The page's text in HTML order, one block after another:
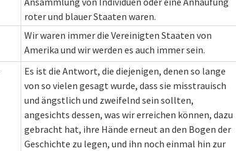
roter und blauer Staaten waren.
Wir waren immer die Vereinigten Staaten von
Amerika und wir werden es auch immer sein.
Es ist die Antwort, die diejenigen, denen so lange
von so vielen gesagt wurde, dass sie misstrauisch
und ängstlich und zweifelnd sein sollten,
angesichts dessen, was wir erreichen können, dazu
gebracht hat, ihre Hände erneut an den Bogen der
Geschichte zu legen, und ihn noch einmal hin zur